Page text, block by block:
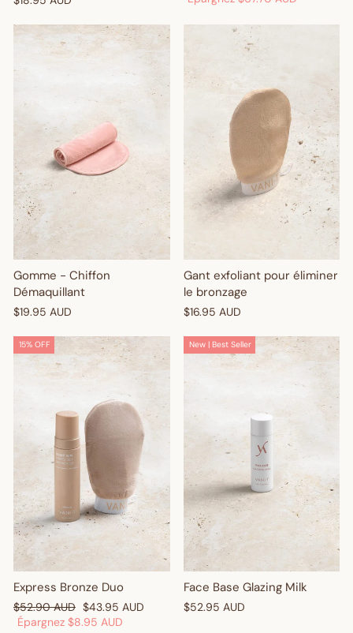
Gomme - Chiffon
Démaquillant
$19.95 AUD
Gant exfoliant pour éliminer
le bronzage
$16.95 AUD
15% OFF
Express Bronze Duo
Prix
régulier
$52.90 AUD Prix
réduit
$43.95 AUD
Épargnez $8.95 AUD
New | Best Seller
Face Base Glazing Milk
$52.95 AUD
Get $10 Off Your First
Order! 🎉
Sign up and enjoy $10 off right away - plus earn points and
redeem exclusive discounts every time you shop.
Are you a trade customer?Sign up here
Enter your birthday
GET $10 OFF